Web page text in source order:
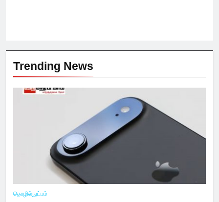
Trending News
தொழில்நுட்பம்